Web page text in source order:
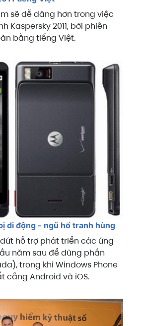
sẽ dễ dàng hơn trong việc
Kaspersky 2011, bởi phiên
bằng tiếng Việt.
di động - ngũ hổ tranh hùng
hỗ trợ phát triển các ứng
năm sau để dùng phần
trong khi Windows Phone
cẳng Android và iOS.